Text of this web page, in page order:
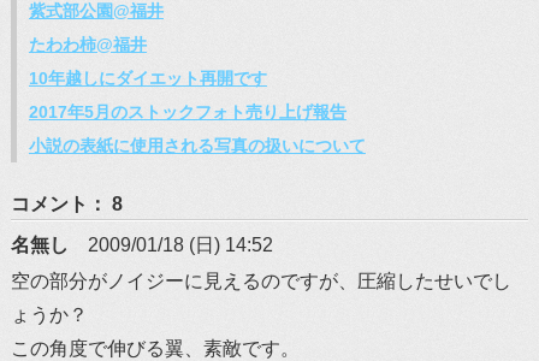
紫式部公園@福井
たわわ柿@福井
10年越しにダイエット再開です
2017年5月のストックフォト売り上げ報告
小説の表紙に使用される写真の扱いについて
コメント： 8
名無し 2009/01/18 (日) 14:52
空の部分がノイジーに見えるのですが、圧縮したせいでし
ょうか？
この角度で伸びる翼、素敵です。